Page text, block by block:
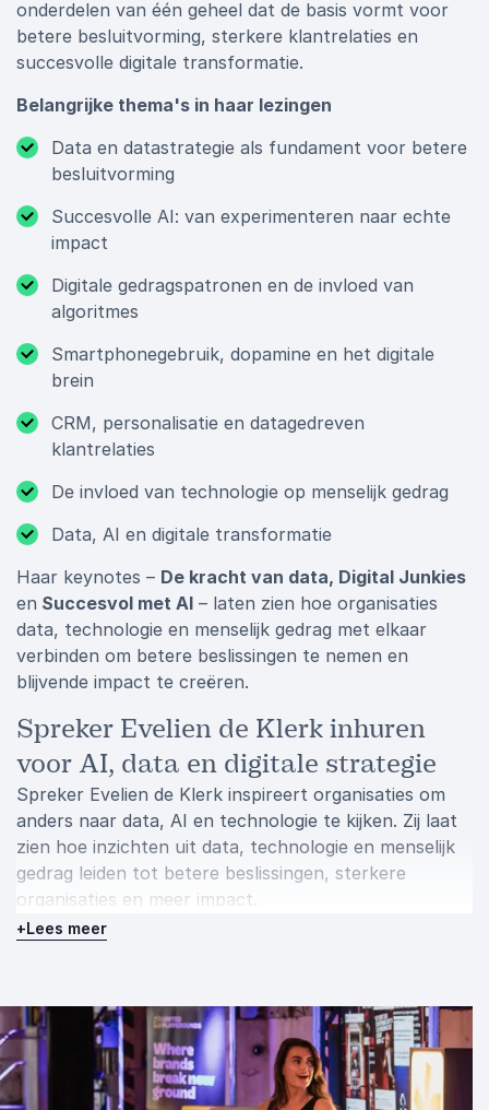
onderdelen van één geheel dat de basis vormt voor
betere besluitvorming, sterkere klantrelaties en
succesvolle digitale transformatie.
Belangrijke thema's in haar lezingen
Data en datastrategie als fundament voor betere
besluitvorming
Succesvolle AI: van experimenteren naar echte
impact
Digitale gedragspatronen en de invloed van
algoritmes
Smartphonegebruik, dopamine en het digitale
brein
CRM, personalisatie en datagedreven
klantrelaties
De invloed van technologie op menselijk gedrag
Data, AI en digitale transformatie
Haar keynotes – De kracht van data, Digital Junkies
en Succesvol met AI – laten zien hoe organisaties
data, technologie en menselijk gedrag met elkaar
verbinden om betere beslissingen te nemen en
blijvende impact te creëren.
Spreker Evelien de Klerk inhuren
voor AI, data en digitale strategie
Spreker Evelien de Klerk inspireert organisaties om
anders naar data, AI en technologie te kijken. Zij laat
zien hoe inzichten uit data, technologie en menselijk
gedrag leiden tot betere beslissingen, sterkere
organisaties en meer impact.
Het publiek verlaat de zaal niet alleen met nieuwe
concrete handvatten om daar morgen mee aan de
slag te gaan.
Boek spreker Evelien de Klerk voor jouw event en
+Lees meer